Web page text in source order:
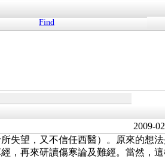
Find
2009-
失望，又不信任西醫）。原來的想
，再來研讀傷寒論及難經。當然，